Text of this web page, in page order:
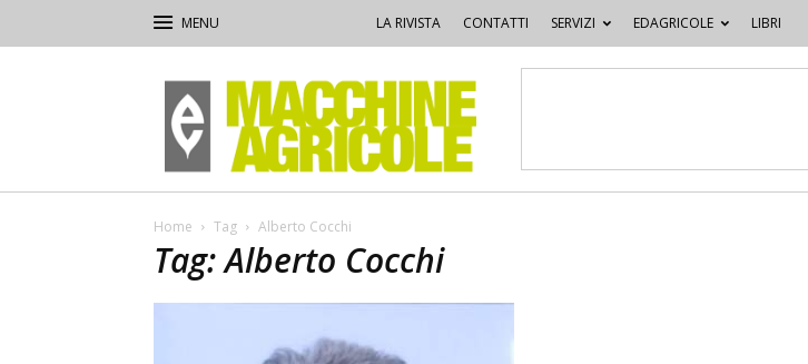
LA RIVISTA CONTATTI SERVIZI EDAGRICOLE LIBRI
Macchine
Agricole
Home Tag Alberto Cocchi
Tag: Alberto Cocchi